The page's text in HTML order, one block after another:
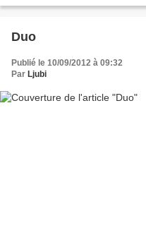
Duo
Publié le 10/09/2012 à 09:32
Par Ljubi